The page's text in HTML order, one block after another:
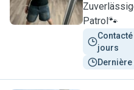
Patrol🐾
jours